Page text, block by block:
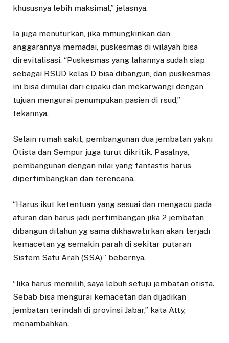
khususnya lebih maksimal,” jelasnya.
Ia juga menuturkan, jika mmungkinkan dan
anggarannya memadai, puskesmas di wilayah bisa
direvitalisasi. “Puskesmas yang lahannya sudah siap
sebagai RSUD kelas D bisa dibangun, dan puskesmas
ini bisa dimulai dari cipaku dan mekarwangi dengan
tujuan mengurai penumpukan pasien di rsud,”
tekannya.
Selain rumah sakit, pembangunan dua jembatan yakni
Otista dan Sempur juga turut dikritik. Pasalnya,
pembangunan dengan nilai yang fantastis harus
dipertimbangkan dan terencana.
“Harus ikut ketentuan yang sesuai dan mengacu pada
aturan dan harus jadi pertimbangan jika 2 jembatan
dibangun ditahun yg sama dikhawatirkan akan terjadi
kemacetan yg semakin parah di sekitar putaran
Sistem Satu Arah (SSA),” bebernya.
“Jika harus memilih, saya lebuh setuju jembatan otista.
Sebab bisa mengurai kemacetan dan dijadikan
jembatan terindah di provinsi Jabar,” kata Atty,
menambahkan.